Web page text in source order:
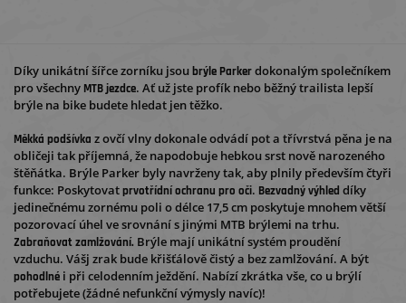
Díky unikátní šířce zorníku jsoubrýle Parkerdokonalým společníkem
pro všechny MTB jezdce. Ať už jste profík nebo běžný trailista lepší
brýle na bike budete hledat jen těžko.
Měkká podšívka z ovčí vlny dokonale odvádí pot a třívrstvá pěna je na
obličeji tak příjemná, že napodobuje hebkou srst nově narozeného
štěňátka. Brýle Parker byly navrženy tak, aby plnily především čtyři
funkce: Poskytovatprvotřídní ochranu pro oči. Bezvadný výhled díky
jedinečnému zornému poli o délce 17,5 cm poskytuje mnohem větší
pozorovací úhel ve srovnání s jinými MTB brýlemi na trhu.
Zabraňovat zamlžování. Brýle mají unikátní systém proudění
vzduchu. Vášj zrak bude křišťálově čistý a bez zamlžování. A být
pohodlné i při celodenním ježdění. Nabízí zkrátka vše, co u brýlí
potřebujete (žádné nefunkční výmysly navíc)!